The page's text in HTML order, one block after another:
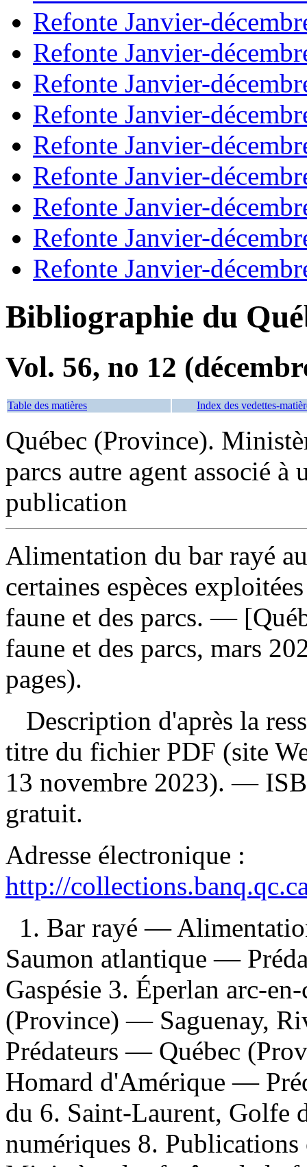
Refonte Janvier-
Refonte Janvier-
Refonte Janvier-
Refonte Janvier-
Refonte Janvier-
Refonte Janvier-
Refonte Janvier-
Refonte Janvier-
Refonte Janvier-
Bibliographie du
Vol. 56, no 12
Table des matières Index des vedettes-
Québec (Province).
parcs autre agent associé
publication
Alimentation du bar rayé
certaines espèces
faune et des parcs. —
faune et des parcs, mars
pages).
Description d'après la
titre du fichier PDF (site
13 novembre 2023). —
gratuit.
Adresse électronique :
http://
1. Bar rayé —
Saumon atlantique —
Gaspésie 3. Éperlan arc-
(Province) — Saguenay,
Prédateurs — Québec
Homard d'Amérique —
du 6. Saint-Laurent,
numériques 8.